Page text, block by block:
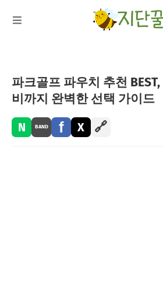
파크골프 파우치 추천 BEST,
비까지 완벽한 선택 가이드
N BAND f X 🔗